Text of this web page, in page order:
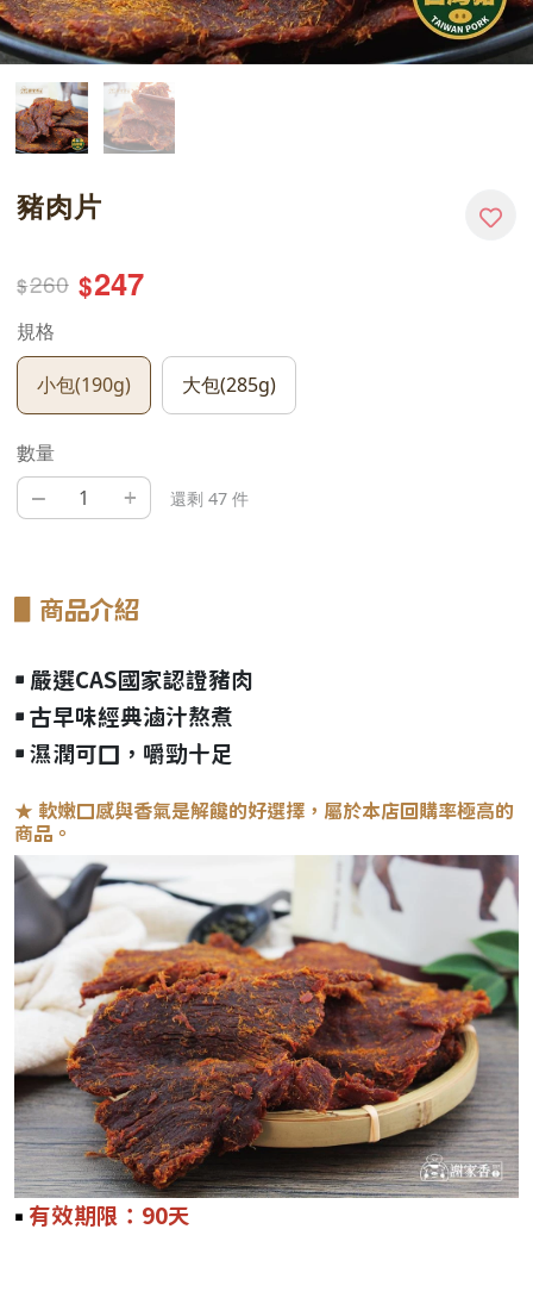
豬肉片
$260 $247
規格
小包(190g) 大包(285g)
數量
– + 還剩 47 件
商品介紹
￭ 嚴選CAS國家認證豬肉
￭ 古早味經典滷汁熬煮
￭ 濕潤可口，嚼勁十足
★ 軟嫩口感與香氣是解饞的好選擇，屬於本店回購率極高的
商品 。
￭ 有效期限：90天